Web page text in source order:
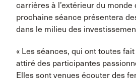
carrières à l’extérieur du monde
prochaine séance présentera
dans le milieu des
« Les séances, qui ont toutes
attiré des participantes
Elles sont venues écouter des